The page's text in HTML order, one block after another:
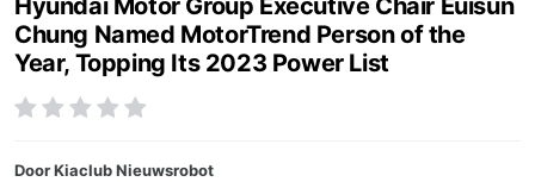
Hyundai Motor Group Executive Chair Euisun
Chung Named MotorTrend Person of the
Year, Topping Its 2023 Power List
DoorKiaclub Nieuwsrobot